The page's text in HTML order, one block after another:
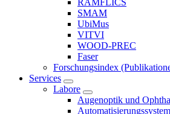
RAMFLICS
SMAM
UbiMus
VITVI
WOOD-PREC
Faser
Forschungsindex
Services
Labore
Augenoptik und